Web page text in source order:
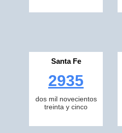
Santa Fe
2935
dos mil novecientos
treinta y cinco